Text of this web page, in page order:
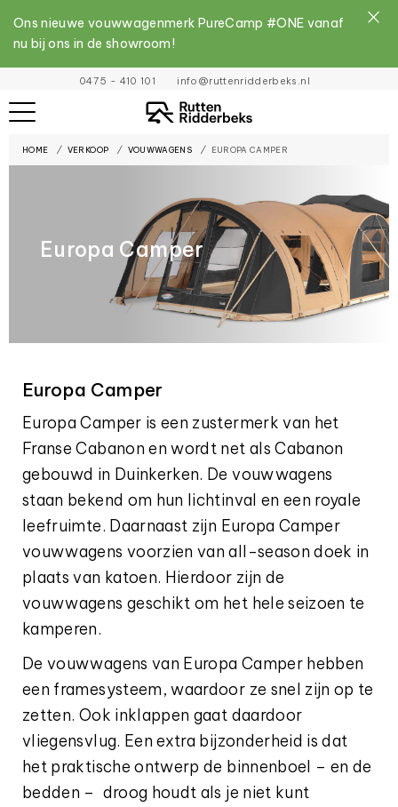
must
and
0475 - 410 101 info@ruttenridderbeks.nl
Ons nieuwe vouwwagenmerk PureCamp #ONE vanaf
nu bij ons in de showroom!
HOME VERKOOP VOUWWAGENS EUROPA CAMPER
Europa Camper
Europa Camper
Europa Camper is een zustermerk van het
Franse Cabanon en wordt net als Cabanon
gebouwd in Duinkerken. De vouwwagens
staan bekend om hun lichtinval en een royale
leefruimte. Daarnaast zijn Europa Camper
vouwwagens voorzien van all-season doek in
plaats van katoen. Hierdoor zijn de
vouwwagens geschikt om het hele seizoen te
kamperen.
De vouwwagens van Europa Camper hebben
een framesysteem, waardoor ze snel zijn op te
zetten. Ook inklappen gaat daardoor
vliegensvlug. Een extra bijzonderheid is dat
het praktische ontwerp de binnenboel – en de
bedden – droog houdt als je niet kunt